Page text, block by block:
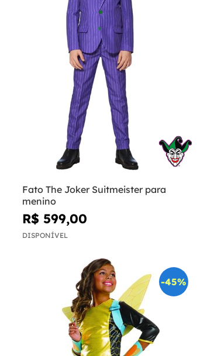
Fato The Joker Suitmeister para
menino
R$ 599,00
DISPONÍVEL
-45%